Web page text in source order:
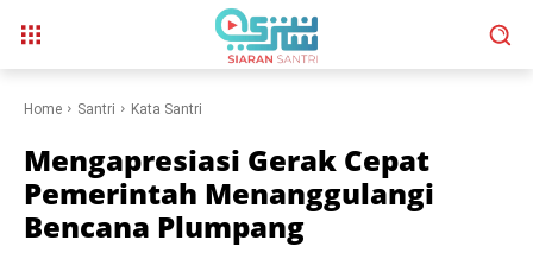
Home Santri Kata Santri
Mengapresiasi Gerak Cepat
Pemerintah Menanggulangi
Bencana Plumpang